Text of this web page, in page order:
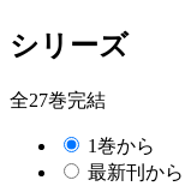
シリーズ
全27巻完結
1巻から
最新刊から